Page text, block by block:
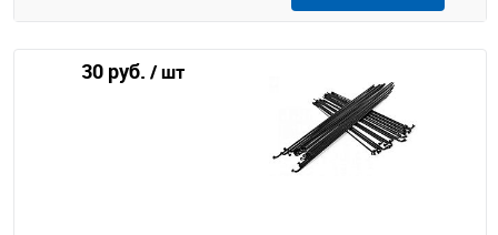
30 руб. / шт